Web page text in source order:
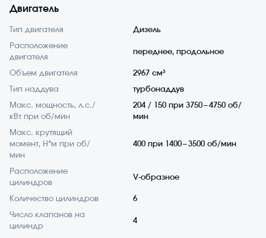
Двигатель
Тип двигателя Дизель
Расположение
двигателя
переднее, продольное
Объем двигателя 2967 см³
Тип наддува турбонаддув
Макс. мощность, л.с./
кВт при об/мин
204 / 150 при 3750 – 4750 об/
мин
Макс. крутящий
момент, Н*м при об/
мин
400 при 1400 – 3500 об/мин
Расположение
цилиндров
V-образное
Количество цилиндров 6
Число клапанов на
цилиндр
4